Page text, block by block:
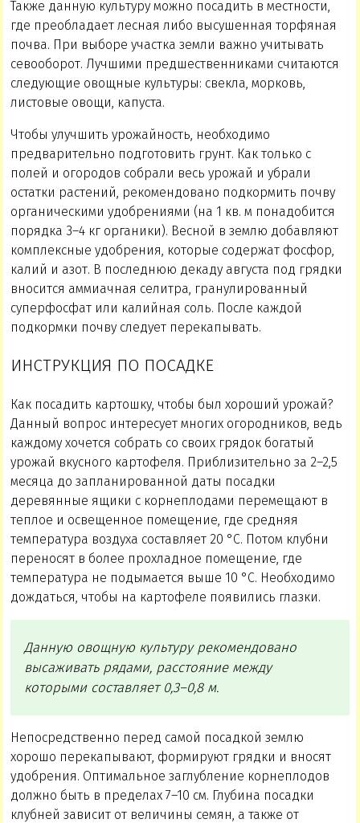
Также данную культуру можно посадить в местности,
где преобладает лесная либо высушенная торфяная
почва. При выборе участка земли важно учитывать
севооборот. Лучшими предшественниками считаются
следующие овощные культуры: свекла, морковь,
листовые овощи, капуста.
Чтобы улучшить урожайность, необходимо
предварительно подготовить грунт. Как только с
полей и огородов собрали весь урожай и убрали
остатки растений, рекомендовано подкормить почву
органическими удобрениями (на 1 кв. м понадобится
порядка 3–4 кг органики). Весной в землю добавляют
комплексные удобрения, которые содержат фосфор,
калий и азот. В последнюю декаду августа под грядки
вносится аммиачная селитра, гранулированный
суперфосфат или калийная соль. После каждой
подкормки почву следует перекапывать.
ИНСТРУКЦИЯ ПО ПОСАДКЕ
Как посадить картошку, чтобы был хороший урожай?
Данный вопрос интересует многих огородников, ведь
каждому хочется собрать со своих грядок богатый
урожай вкусного картофеля. Приблизительно за 2–2,5
месяца до запланированной даты посадки
деревянные ящики с корнеплодами перемещают в
теплое и освещенное помещение, где средняя
температура воздуха составляет 20 °C. Потом клубни
переносят в более прохладное помещение, где
температура не подымается выше 10 °C. Необходимо
дождаться, чтобы на картофеле появились глазки.
Данную овощную культуру рекомендовано
высаживать рядами, расстояние между
которыми составляет 0,3–0,8 м.
Непосредственно перед самой посадкой землю
хорошо перекапывают, формируют грядки и вносят
удобрения. Оптимальное заглубление корнеплодов
должно быть в пределах 7–10 см. Глубина посадки
клубней зависит от величины семян, а также от